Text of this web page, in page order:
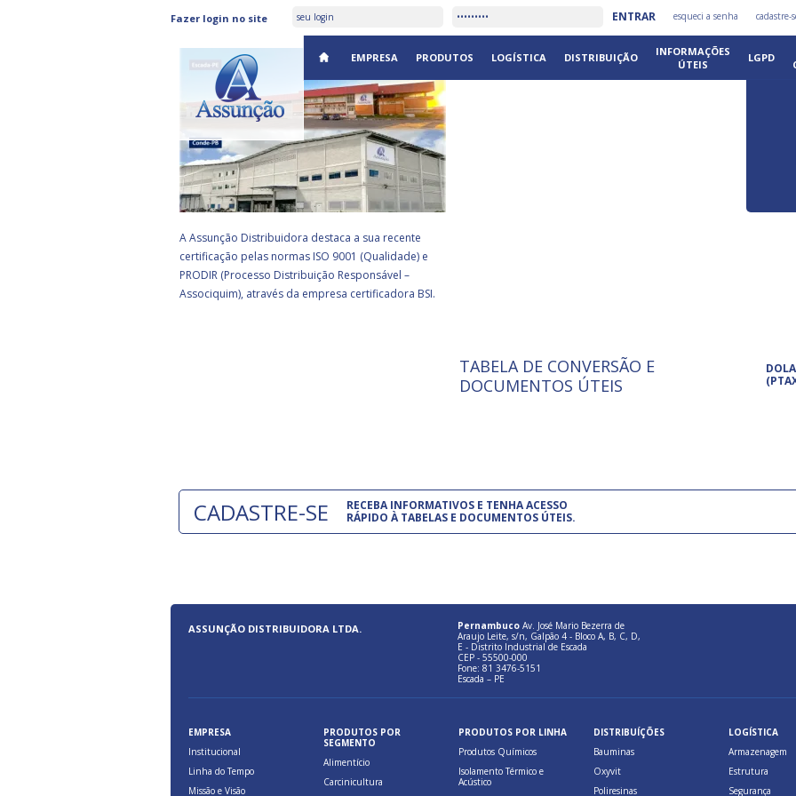
Fazer login no site ENTRAR esqueci a senha cadastre-
EMPRESA PRODUTOS LOGÍSTICA DISTRIBUIÇÃO
INFORMAÇÕES
ÚTEIS
LGPD
ASSUNÇÃO DISTRIBUIDORA É
CERTIFICADA PELA BSI
A Assunção Distribuidora destaca a sua recente
certificação pelas normas ISO 9001 (Qualidade) e
PRODIR (Processo Distribuição Responsável –
Associquim), através da empresa certificadora BSI.
ISO 9001: 2015
A International Organization for
Standardization é um conjunto de
TABELA DE CONVERSÃO E
DOCUMENTOS ÚTEIS
CADASTRE-SE
RECEBA INFORMATIVOS E TENHA ACESSO
RÁPIDO À TABELAS E DOCUMENTOS ÚTEIS.
ASSUNÇÃO DISTRIBUIDORA LTDA. Pernambuco Av. José Mario Bezerra de
Araujo Leite, s/n, Galpão 4 - Bloco A, B, C, D,
E - Distrito Industrial de Escada
CEP - 55500-000
Fone: 81 3476-5151
Escada – PE
EMPRESA
Institucional
Linha do Tempo
Missão e Visão
PRODUTOS POR
SEGMENTO
Alimentício
Carcinicultura
PRODUTOS POR LINHA
Produtos Químicos
Isolamento Térmico e
Acústico
DISTRIBUÍÇÕES
Bauminas
Oxyvit
Poliresinas
LOGÍSTICA
Armazenagem
Estrutura
Segurança